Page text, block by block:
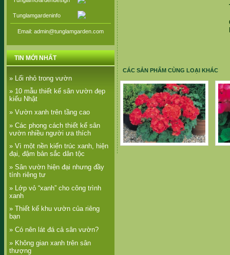
Tunglamgardeninfo
Email: admin@tunglamgarden.com
TIN MỚI NHẤT
» Lối nhỏ trong vườn
» 10 mẫu thiết kế sân vườn đẹp
kiểu Nhật
» Vườn xanh trên tầng cao
» Các phong cách thiết kế sân
vườn nhiều người ưa thích
» Vì một nền kiến trúc xanh, hiện
đại, đậm bản sắc dân tộc
» Sân vườn hiện đại nhưng đầy
tính riêng tư
» Lớp vỏ “xanh” cho công trình
xanh
» Thiết kế khu vườn của riêng
bạn
» Có nên lát đá cả sân vườn?
» Không gian xanh trên sân
thượng
CÁC SẢN PHẨM CÙNG LOẠI KHÁC
Phong lữ thảo